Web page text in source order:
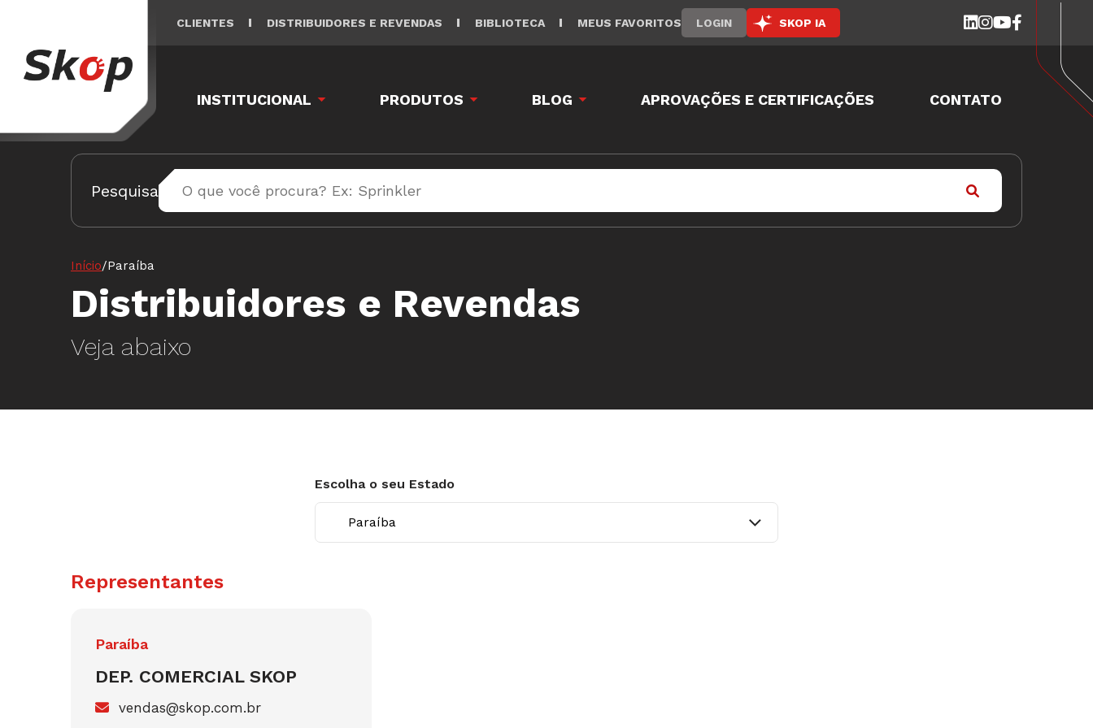
CLIENTES DISTRIBUIDORES E REVENDAS BIBLIOTECA MEUS FAVORITOS LOGIN SKOP IA
INSTITUCIONAL PRODUTOS BLOG APROVAÇÕES E CERTIFICAÇÕES CONTATO
Pesquisa
Início/Paraíba
Distribuidores e Revendas
Veja abaixo
Escolha o seu Estado
Representantes
Paraíba
DEP. COMERCIAL SKOP
vendas@skop.com.br